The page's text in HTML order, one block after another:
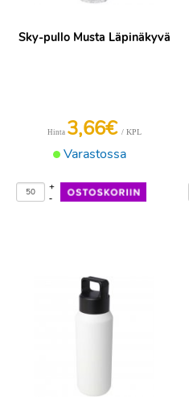
Sky-pullo Musta Läpinäkyvä
Varastossa
Hinta 3,66€ / KPL
-
+